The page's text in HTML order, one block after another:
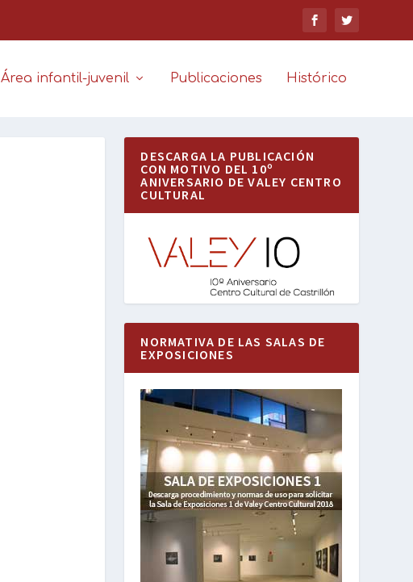
Área infantil-juvenil Publicaciones Histórico
DESCARGA LA PUBLICACIÓN
CON MOTIVO DEL 10º
ANIVERSARIO DE VALEY CENTRO
CULTURAL
NORMATIVA DE LAS SALAS DE
EXPOSICIONES